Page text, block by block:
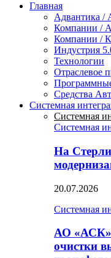
Главная
Адвантика /
Компании /
Компании /
Индустрия
Технологии
Отраслевое
Средства
Системная
Системная
Системная
На
20.07.2026
Системная
АО «АСК»
очистки